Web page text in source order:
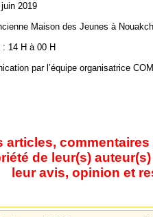
2019
Maison des Jeunes à
: 14 H à 00 H
par l’équipe organisatrice
articles,
de leur(s)
leur avis, opinion et